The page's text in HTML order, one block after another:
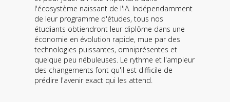
l'écosystème naissant de l'IA. Indépendamment
de leur programme d'études, tous nos
étudiants obtiendront leur diplôme dans une
économie en évolution rapide, mue par des
technologies puissantes, omniprésentes et
quelque peu nébuleuses. Le rythme et l'ampleur
des changements font qu'il est difficile de
prédire l'avenir exact qui les attend.